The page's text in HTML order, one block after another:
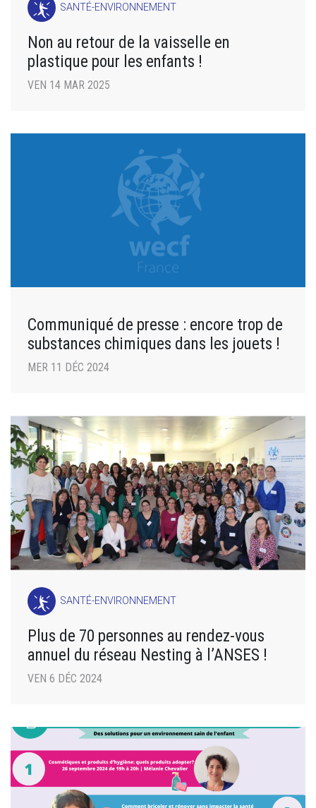
SANTÉ-ENVIRONNEMENT
Non au retour de la vaisselle en
plastique pour les enfants !
VEN 14 MAR 2025
Communiqué de presse : encore trop de
substances chimiques dans les jouets !
MER 11 DÉC 2024
SANTÉ-ENVIRONNEMENT
Plus de 70 personnes au rendez-vous
annuel du réseau Nesting à l’ANSES !
VEN 6 DÉC 2024